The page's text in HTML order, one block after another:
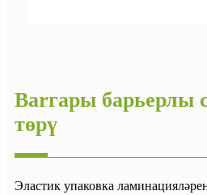
Barгары
төрү
Эластик упаковка